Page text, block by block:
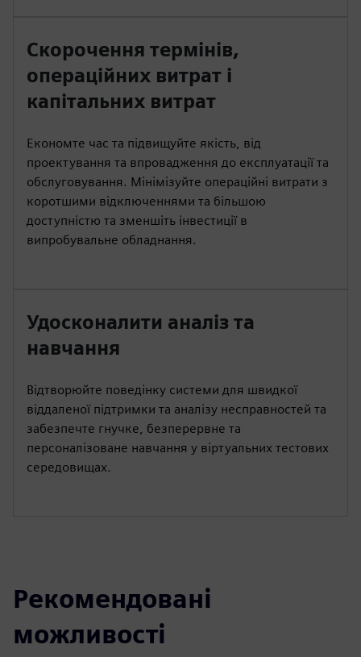
Скорочення термінів,
операційних витрат і
капітальних витрат
Економте час та підвищуйте якість, від
проектування та впровадження до експлуатації та
обслуговування. Мінімізуйте операційні витрати з
коротшими відключеннями та більшою
доступністю та зменшіть інвестиції в
випробувальне обладнання.
Удосконалити аналіз та
навчання
Відтворюйте поведінку системи для швидкої
віддаленої підтримки та аналізу несправностей та
забезпечте гнучке, безперервне та
персоналізоване навчання у віртуальних тестових
середовищах.
Рекомендовані
можливості